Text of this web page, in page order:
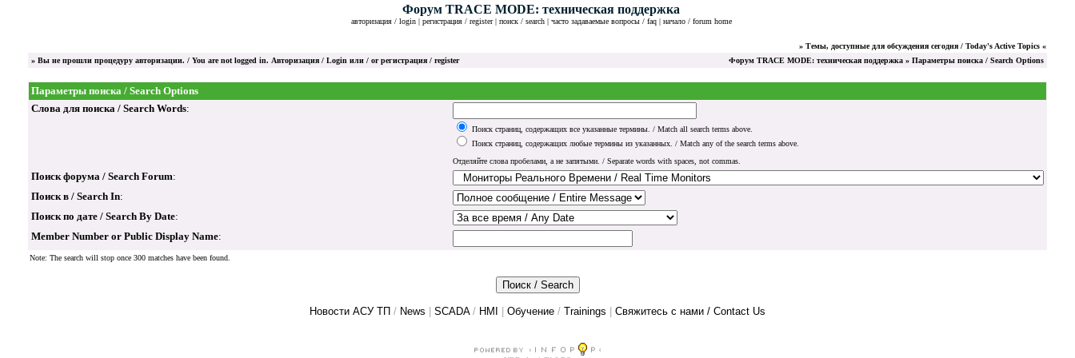
Форум TRACE MODE: техническая поддержка
авторизация / login| регистрация / register | поиск / search| часто задаваемые вопросы / faq| начало / forum home
» Темы, доступные для обсуждения сегодня / Today's Active Topics «
» Вы не прошли процедуру авторизации. / You are not logged in. Авторизация / Login или / orрегистрация / register Форум TRACE MODE: техническая поддержка » Параметры поиска / Search Options
Параметры поиска / Search Options
Слова для поиска / Search Words:
Поиск страниц, содержащих все указанные термины. / Match all search terms above.
Поиск страниц, содержащих любые термины из указанных. / Match any of the search terms above.
Отделяйте слова пробелами, а не запятыми. / Separate words with spaces, not commas.
Поиск форума / Search Forum:
Поиск в / Search In:
Поиск по дате / Search By Date:
Member Number or Public Display Name:
Note: The search will stop once 300 matches have been found.
Новости АСУ ТП / News SCADA/ HMI Обучение / Trainings Свяжитесь с нами / Contact Us